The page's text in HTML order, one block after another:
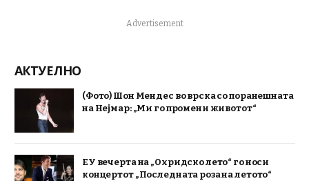
Advertisement
АКТУЕЛНО
(Фото) Шон Мендес во врска со поранешната
на Нејмар: „Ми го промени животот“
ЕУ вечерта на „Охридско лето“ го носи
концертот „Последната роза на летото“